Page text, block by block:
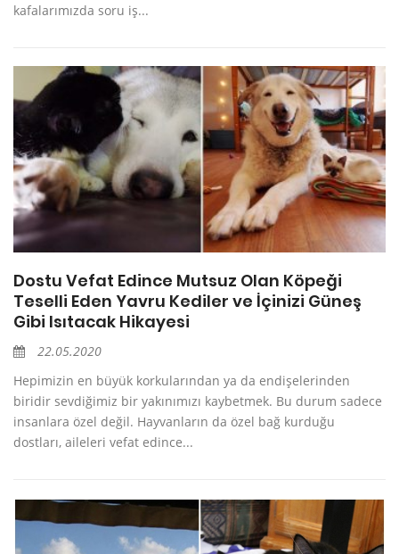
kafalarımızda soru iş...
Dostu Vefat Edince Mutsuz Olan Köpeği
Teselli Eden Yavru Kediler ve İçinizi Güneş
Gibi Isıtacak Hikayesi
22.05.2020
Hepimizin en büyük korkularından ya da endişelerinden
biridir sevdiğimiz bir yakınımızı kaybetmek. Bu durum sadece
insanlara özel değil. Hayvanların da özel bağ kurduğu
dostları, aileleri vefat edince...